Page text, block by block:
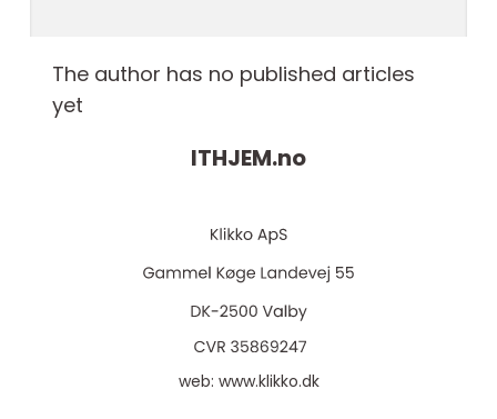
The author has no published articles
yet
ITHJEM.no
web: www.klikko.dk